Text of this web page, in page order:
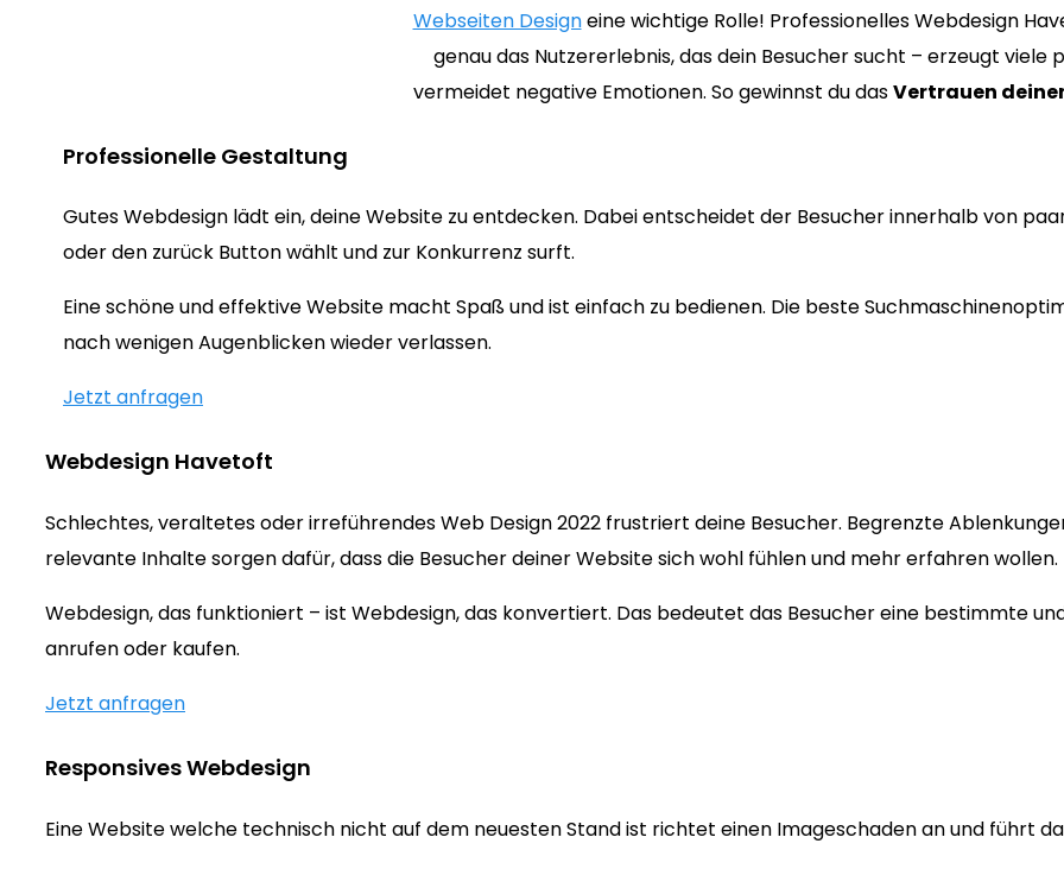
Webseiten Designeine wichtige Rolle! Professionelles Webdesign
genau das Nutzererlebnis, das dein Besucher sucht – erzeugt viele
vermeidet negative Emotionen. So gewinnst du dasVertrauen
Professionelle Gestaltung
Gutes Webdesign lädt ein, deine Website zu entdecken. Dabei entscheidet der Besucher innerhalb von
oder den zurück Button wählt und zur Konkurrenz surft.
Eine schöne und effektive Website macht Spaß und ist einfach zu bedienen. Die beste
nach wenigen Augenblicken wieder verlassen.
Jetzt anfragen
Webdesign Havetoft
Schlechtes, veraltetes oder irreführendes Web Design 2022 frustriert deine Besucher. Begrenzte
relevante Inhalte sorgen dafür, dass die Besucher deiner Website sich wohl fühlen und mehr erfahren wollen.
Webdesign, das funktioniert – ist Webdesign, das konvertiert. Das bedeutet das Besucher eine bestimmte
anrufen oder kaufen.
Jetzt anfragen
Responsives Webdesign
Eine Website welche technisch nicht auf dem neuesten Stand ist richtet einen Imageschaden an und führt